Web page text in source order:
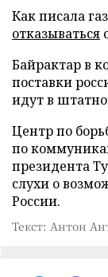
Как писала
отказываться
Байрактар в
поставки
идут в
Центр по
по
президента
слухи о
России.
Текст: Антон